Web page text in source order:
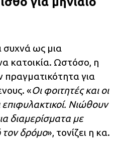
συχνά ως μια
κατοικία. Ωστόσο, η
πραγματικότητα για
«Οι φοιτητές και οι
επιφυλακτικοί. Νιώθουν
διαμερίσματα με
δρόμο», τονίζει η κα.